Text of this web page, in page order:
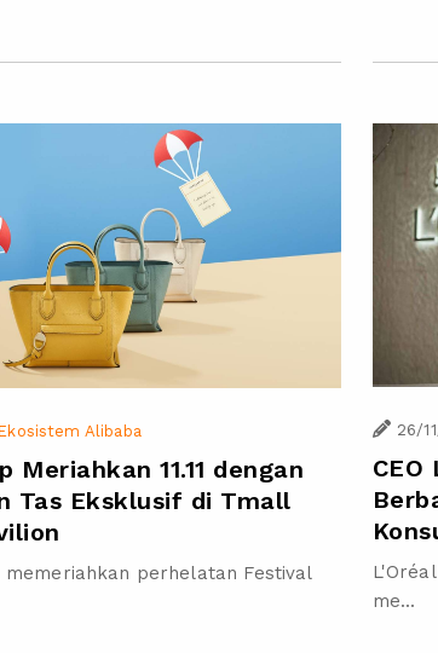
Alibaba
Meriahkan 11.11 dengan
Tas Eksklusif di Tmall
perhelatan Festival
26/
CEO
me...